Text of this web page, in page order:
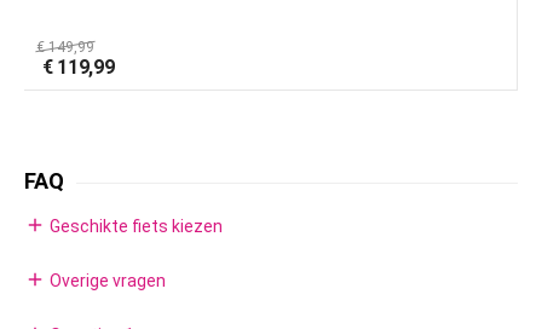
€149,99
€ 119,99
FAQ
add Geschikte fiets kiezen
add Overige vragen